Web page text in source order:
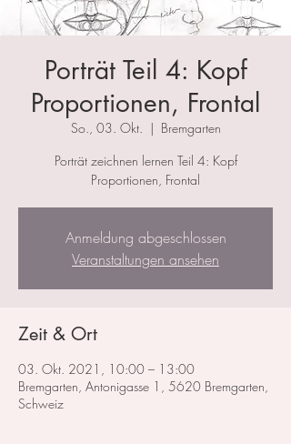
Porträt Teil 4: Kopf
Proportionen, Frontal
So., 03. Okt.
  |
Bremgarten
Porträt zeichnen lernen Teil 4: Kopf
Proportionen, Frontal
Anmeldung abgeschlossen
Veranstaltungen ansehen
Zeit & Ort
03. Okt. 2021, 10:00 – 13:00
Bremgarten, Antonigasse 1, 5620 Bremgarten,
Schweiz